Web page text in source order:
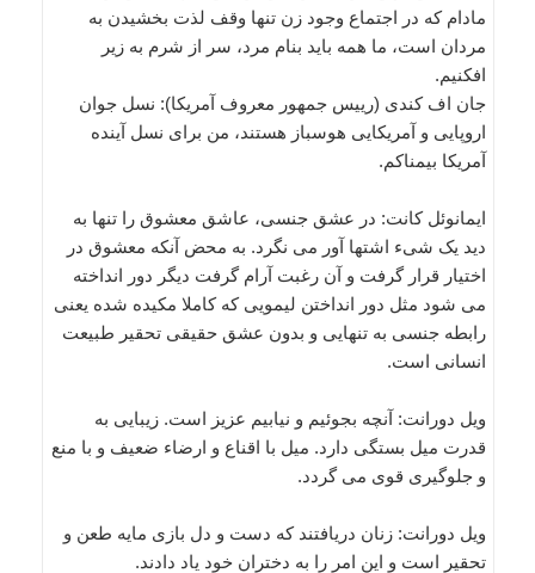
مادام که در اجتماع وجود زن تنها وقف لذت بخشیدن به
مردان است، ما همه باید بنام مرد، سر از شرم به زیر
افکنیم.
جان اف کندی (رییس جمهور معروف آمریکا): نسل جوان
اروپایی و آمریکایی هوسباز هستند، من برای نسل آینده
آمریکا بیمناکم.
ایمانوئل کانت: در عشق جنسی، عاشق معشوق را تنها به
دید یک شیء اشتها آور می نگرد. به محض آنکه معشوق در
اختیار قرار گرفت و آن رغبت آرام گرفت دیگر دور انداخته
می شود مثل دور انداختن لیمویی که کاملا مکیده شده یعنی
رابطه جنسی به تنهایی و بدون عشق حقیقی تحقیر طبیعت
انسانی است.
ویل دورانت: آنچه بجوئیم و نیابیم عزیز است. زیبایی به
قدرت میل بستگی دارد. میل با اقناع و ارضاء ضعیف و با منع
و جلوگیری قوی می گردد.
ویل دورانت: زنان دریافتند که دست و دل بازی مایه طعن و
تحقیر است و این امر را به دختران خود یاد دادند.